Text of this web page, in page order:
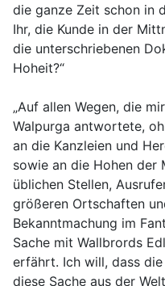
die ganze Zeit schon in
Ihr, die Kunde in der
die unterschriebenen
Hoheit?“
„Auf allen Wegen, die
Walpurga antwortete,
an die Kanzleien und
sowie an die Hohen der
üblichen Stellen,
größeren Ortschaften
Bekanntmachung im
Sache mit Wallbrords
erfährt. Ich will, dass
diese Sache aus der